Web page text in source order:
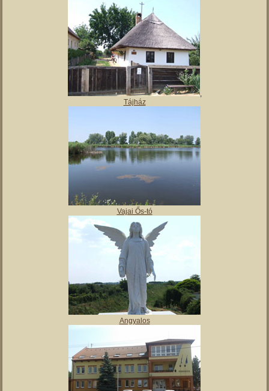
Magyar Nemzeti Múzeum Vay Ádám Muzeális Gyűjteménye
Kiskastély – Vaja szálláshely
Vajai Ős-tó